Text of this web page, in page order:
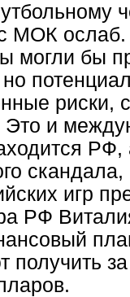
МОК
могли бы
риски,
Это и
игр
РФ
получить